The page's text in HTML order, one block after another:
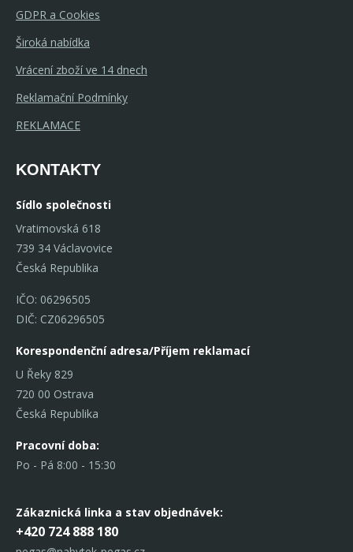
GDPR a Cookies
Široká nabídka
Vrácení zboží ve 14 dnech
Reklamační Podmínky
REKLAMACE
KONTAKTY
Sídlo společnosti
Vratimovská 618
739 34 Václavovice
Česká Republika
IČO: 06296505
DIČ: CZ06296505
Korespondenční adresa/Příjem reklamací
U Řeky 829
720 00 Ostrava
Česká Republika
Pracovní doba:
Po - Pá 8:00 - 15:30
Zákaznická linka a stav objednávek:
+420 724 888 180